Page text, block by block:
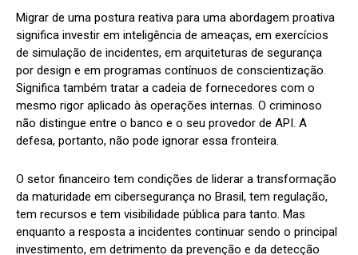
Migrar de uma postura reativa para uma abordagem proativa
significa investir em inteligência de ameaças, em exercícios
de simulação de incidentes, em arquiteturas de segurança
por design e em programas contínuos de conscientização.
Significa também tratar a cadeia de fornecedores com o
mesmo rigor aplicado às operações internas. O criminoso
não distingue entre o banco e o seu provedor de API. A
defesa, portanto, não pode ignorar essa fronteira.
O setor financeiro tem condições de liderar a transformação
da maturidade em cibersegurança no Brasil, tem regulação,
tem recursos e tem visibilidade pública para tanto. Mas
enquanto a resposta a incidentes continuar sendo o principal
investimento, em detrimento da prevenção e da detecção